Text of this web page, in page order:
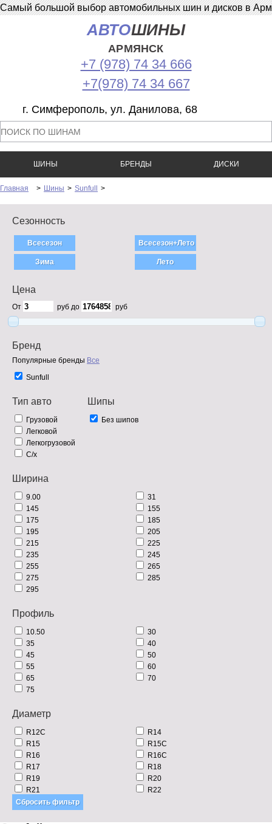
Самый большой выбор автомобильных шин и дисков в
АВТОШИНЫ
АРМЯНСК
+7 (978) 74 34 666
+7(978) 74 34 667
г. Симферополь, ул. Данилова, 68
ШИНЫ БРЕНДЫ ДИСКИ
Главная > Шины > Sunfull >
Сезонность
Цена
От руб до руб
Бренд
Популярные бренды Все
Sunfull
Тип авто
Грузовой
Легковой
Легкогрузовой
С/х
Шипы
Без шипов
Ширина
9.00
31
145
155
175
185
195
205
215
225
235
245
255
265
275
285
295
Профиль
10.50
30
35
40
45
50
55
60
65
70
75
Диаметр
R12C
R14
R15
R15C
R16
R16C
R17
R18
R19
R20
R21
R22